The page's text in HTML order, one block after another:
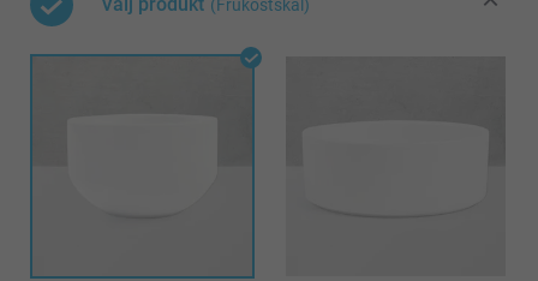
Välj produkt (Frukostskål)